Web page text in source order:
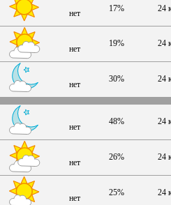
нет 17% 24
нет
19% 24
нет
30% 24
нет
48% 24
нет
26% 24
нет
25% 24